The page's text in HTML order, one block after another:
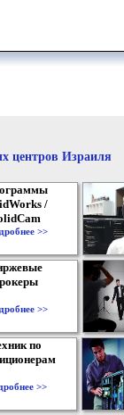
центров Израиля
/
>>
>>
по
>>